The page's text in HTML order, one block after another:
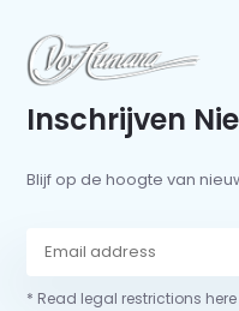
Inschrijven
Blijf op de hoogte van
* Read legal restrictions here